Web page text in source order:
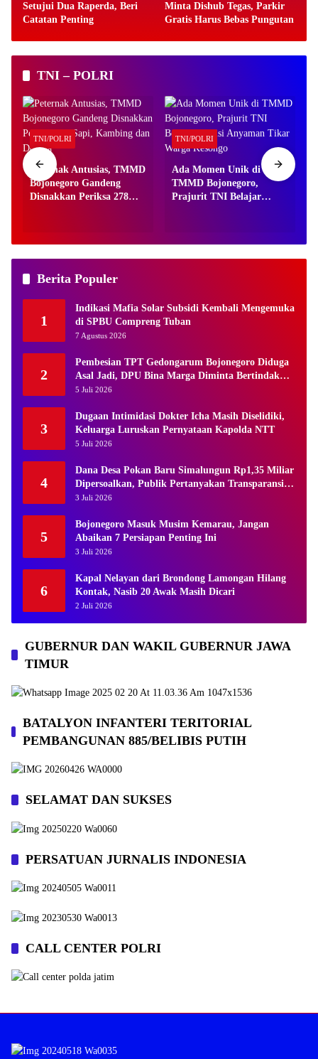
Setujui Dua Raperda, Beri
Catatan Penting
Minta Dishub Tegas, Parkir
Gratis Harus Bebas Pungutan
TNI – POLRI
TNI/POLRI
Peternak Antusias, TMMD
Bojonegoro Gandeng
Disnakkan Periksa 278
TNI/POLRI
Ada Momen Unik di
TMMD Bojonegoro,
Prajurit TNI Belajar
Berita Populer
1
Indikasi Mafia Solar Subsidi Kembali Mengemuka
di SPBU Compreng Tuban
7 Agustus 2026
2
Pembesian TPT Gedongarum Bojonegoro Diduga
Asal Jadi, DPU Bina Marga Diminta Bertindak
Tegas
5 Juli 2026
3
Dugaan Intimidasi Dokter Icha Masih Diselidiki,
Keluarga Luruskan Pernyataan Kapolda NTT
5 Juli 2026
4
Dana Desa Pokan Baru Simalungun Rp1,35 Miliar
Dipersoalkan, Publik Pertanyakan Transparansi
Kades
3 Juli 2026
5
Bojonegoro Masuk Musim Kemarau, Jangan
Abaikan 7 Persiapan Penting Ini
3 Juli 2026
6
Kapal Nelayan dari Brondong Lamongan Hilang
Kontak, Nasib 20 Awak Masih Dicari
2 Juli 2026
GUBERNUR DAN WAKIL GUBERNUR JAWA
TIMUR
BATALYON INFANTERI TERITORIAL
PEMBANGUNAN 885/BELIBIS PUTIH
SELAMAT DAN SUKSES
PERSATUAN JURNALIS INDONESIA
CALL CENTER POLRI